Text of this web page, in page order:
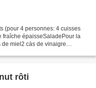
(pour 4 personnes: 4 cuisses
fraîche épaisseSaladePour la
miel2 càs de vinaigre
rôti